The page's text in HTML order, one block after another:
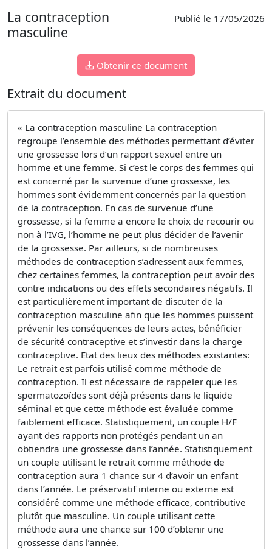
La contraception
masculine
Publié le 17/05/2026
Obtenir ce document
Extrait du document
« La contraception masculine La contraception
regroupe l’ensemble des méthodes permettant d’éviter
une grossesse lors d’un rapport sexuel entre un
homme et une femme. Si c’est le corps des femmes qui
est concerné par la survenue d’une grossesse, les
hommes sont évidemment concernés par la question
de la contraception. En cas de survenue d’une
grossesse, si la femme a encore le choix de recourir ou
non à l’IVG, l’homme ne peut plus décider de l’avenir
de la grossesse. Par ailleurs, si de nombreuses
méthodes de contraception s’adressent aux femmes,
chez certaines femmes, la contraception peut avoir des
contre indications ou des effets secondaires négatifs. Il
est particulièrement important de discuter de la
contraception masculine afin que les hommes puissent
prévenir les conséquences de leurs actes, bénéficier
de sécurité contraceptive et s’investir dans la charge
contraceptive. Etat des lieux des méthodes existantes:
Le retrait est parfois utilisé comme méthode de
contraception. Il est nécessaire de rappeler que les
spermatozoïdes sont déjà présents dans le liquide
séminal et que cette méthode est évaluée comme
faiblement efficace. Statistiquement, un couple H/F
ayant des rapports non protégés pendant un an
obtiendra une grossesse dans l’année. Statistiquement
un couple utilisant le retrait comme méthode de
contraception aura 1 chance sur 4 d’avoir un enfant
dans l’année. Le préservatif interne ou externe est
considéré comme une méthode efficace, contributive
plutôt que masculine. Un couple utilisant cette
méthode aura une chance sur 100 d’obtenir une
grossesse dans l’année.